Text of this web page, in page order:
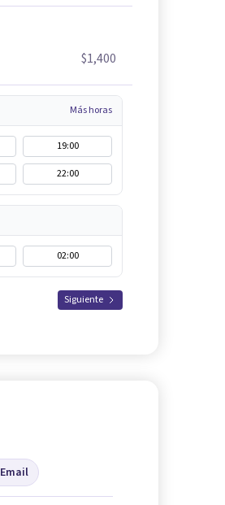
$1,400
Más horas
19:00
22:00
02:00
Siguiente
Email